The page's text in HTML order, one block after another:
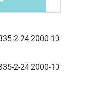
2-24 2000-10
2-24 2000-10